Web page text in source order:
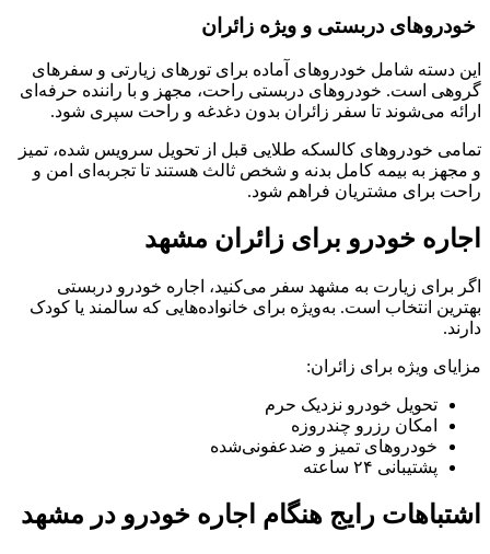
خودروهای دربستی و ویژه زائران
این دسته شامل خودروهای آماده برای تورهای زیارتی و سفرهای
گروهی است. خودروهای دربستی راحت، مجهز و با راننده حرفه‌ای
ارائه می‌شوند تا سفر زائران بدون دغدغه و راحت سپری شود.
تمامی خودروهای کالسکه طلایی قبل از تحویل سرویس شده، تمیز
و مجهز به بیمه کامل بدنه و شخص ثالث هستند تا تجربه‌ای امن و
راحت برای مشتریان فراهم شود.
اجاره خودرو برای زائران مشهد
اگر برای زیارت به مشهد سفر می‌کنید، اجاره خودرو دربستی
بهترین انتخاب است. به‌ویژه برای خانواده‌هایی که سالمند یا کودک
دارند.
مزایای ویژه برای زائران:
تحویل خودرو نزدیک حرم
امکان رزرو چندروزه
خودروهای تمیز و ضدعفونی‌شده
پشتیبانی ۲۴ ساعته
اشتباهات رایج هنگام اجاره خودرو در مشهد